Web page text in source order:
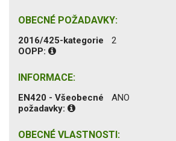
OBECNÉ POŽADAVKY:
2016/425-kategorie
OOPP:
2
INFORMACE:
EN420 - Všeobecné
požadavky:
ANO
OBECNÉ VLASTNOSTI: